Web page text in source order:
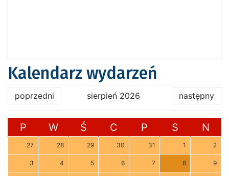
Kalendarz wydarzeń
poprzedni sierpień 2026 następny
P W Ś C P S N
27 28 29 30 31 1 2
3 4 5 6 7 8 9